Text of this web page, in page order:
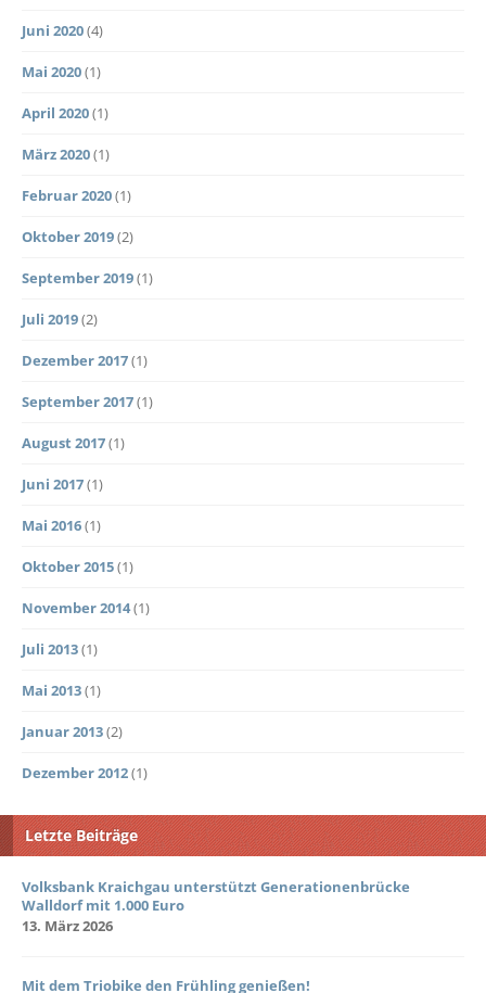
Juni 2020(4)
Mai 2020(1)
April 2020(1)
März 2020(1)
Februar 2020(1)
Oktober 2019(2)
September 2019(1)
Juli 2019(2)
Dezember 2017(1)
September 2017(1)
August 2017(1)
Juni 2017(1)
Mai 2016(1)
Oktober 2015(1)
November 2014(1)
Juli 2013(1)
Mai 2013(1)
Januar 2013(2)
Dezember 2012(1)
Letzte Beiträge
Volksbank Kraichgau unterstützt Generationenbrücke
Walldorf mit 1.000 Euro
13. März 2026
Mit dem Triobike den Frühling genießen!